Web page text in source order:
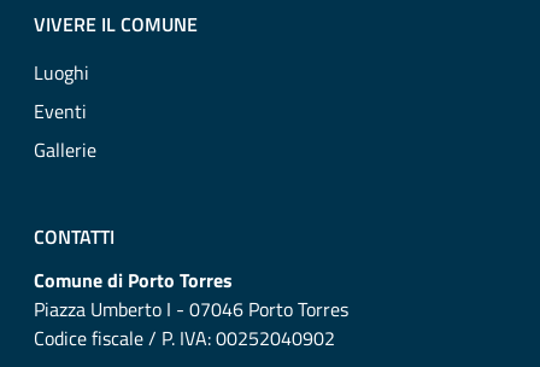
VIVERE IL COMUNE
Luoghi
Eventi
Gallerie
CONTATTI
Comune di Porto Torres
Piazza Umberto I - 07046 Porto Torres
Codice fiscale / P. IVA: 00252040902